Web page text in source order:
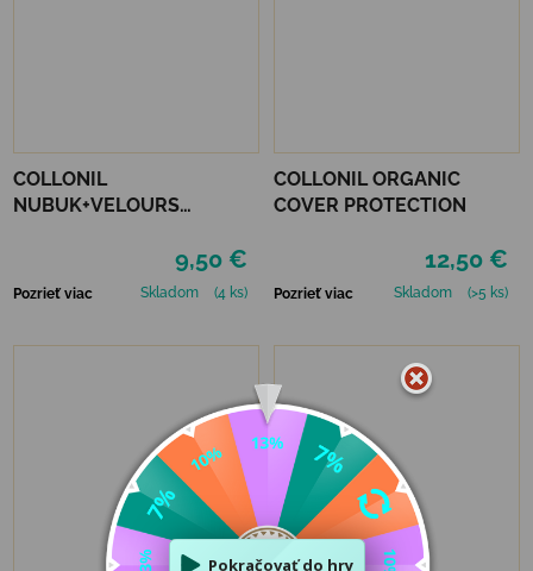
COLLONIL
NUBUK+VELOURS
9,50 €
Pozrieť viac Skladom (4 ks)
COLLONIL ORGANIC
COVER PROTECTION
12,50 €
Pozrieť viac Skladom (>5 ks)